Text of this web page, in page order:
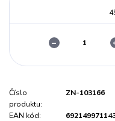
Číslo
produktu:
ZN-103166
EAN kód: